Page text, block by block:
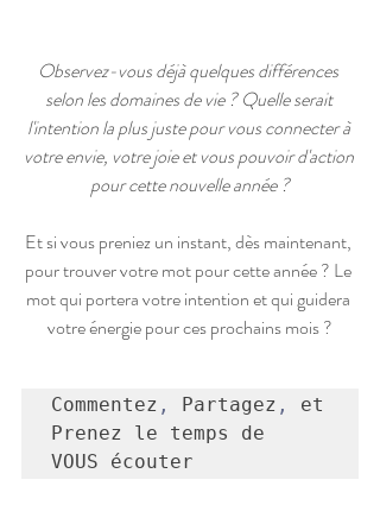
Observez-vous déjà quelques différences
selon les domaines de vie ? Quelle serait
l'intention la plus juste pour vous connecter à
votre envie, votre joie et vous pouvoir d'action
pour cette nouvelle année ?
Et si vous preniez un instant, dès maintenant,
pour trouver votre mot pour cette année ? Le
mot qui portera votre intention et qui guidera
votre énergie pour ces prochains mois ?
Commentez , Partagez ,
et
VOUS écouter